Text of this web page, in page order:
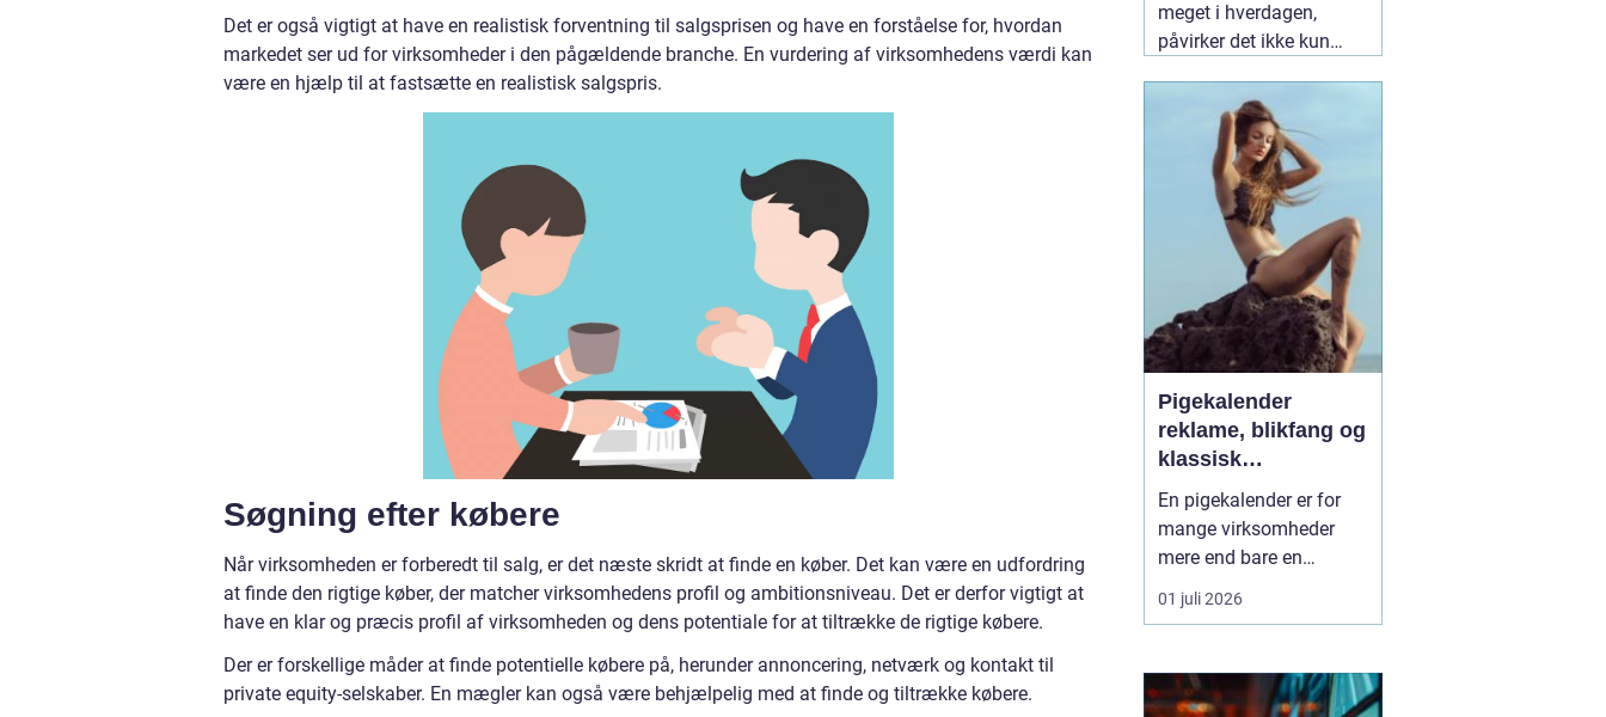
Det er også vigtigt at have en realistisk forventning til salgsprisen og have en forståelse for, hvordan
markedet ser ud for virksomheder i den pågældende branche. En vurdering af virksomhedens værdi kan
være en hjælp til at fastsætte en realistisk salgspris.
Søgning efter købere
Når virksomheden er forberedt til salg, er det næste skridt at finde en køber. Det kan være en udfordring
at finde den rigtige køber, der matcher virksomhedens profil og ambitionsniveau. Det er derfor vigtigt at
have en klar og præcis profil af virksomheden og dens potentiale for at tiltrække de rigtige købere.
Der er forskellige måder at finde potentielle købere på, herunder annoncering, netværk og kontakt til
private equity-selskaber. En mægler kan også være behjælpelig med at finde og tiltrække købere.
meget i hverdagen,
påvirker det ikke kun
relationer, arbejde og
livskvalitet. Mange
forsøger at skære ned på
egen hånd, men ender
igen og igen det samme
sted. Her kan
professionel 19 juli 2026
Pigekalender
reklame, blikfang og
klassisk
værkstedsstemning
En pigekalender er for
mange virksomheder
mere end bare en
kalender. Den hænger
synligt fremme, skaber
hver eneste dag året
rundt. Samtidig fungerer
01 juli 2026